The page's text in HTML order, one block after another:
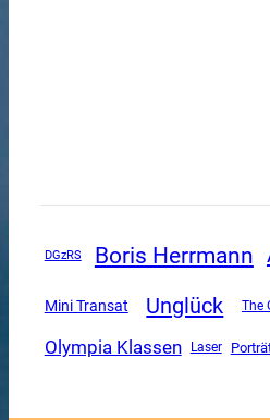
DGzRS Boris Herrmann
Mini Transat Unglück The
Olympia Klassen Laser